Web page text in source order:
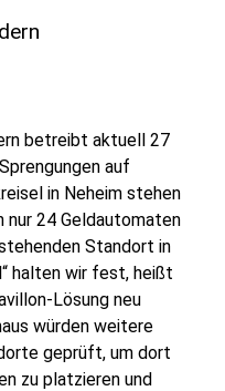
betreibt aktuell 27
auf
in Neheim stehen
nur 24 Geldautomaten
Standort in
halten wir fest, heißt
Lösung neu
würden weitere
geprüft, um dort
zu platzieren und